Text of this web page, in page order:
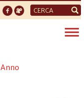
Form
di
ricerca
Anno